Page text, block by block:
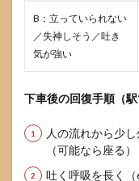
B：立っていられない
／失神しそう／吐き
気が強い
下車後の回復手順（駅
人の流れから少
（可能なら座る）
吐く呼吸を長く